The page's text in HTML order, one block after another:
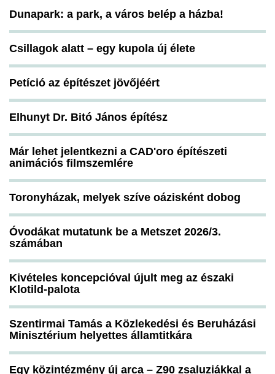
Dunapark: a park, a város belép a házba!
Csillagok alatt – egy kupola új élete
Petíció az építészet jövőjéért
Elhunyt Dr. Bitó János építész
Már lehet jelentkezni a CAD'oro építészeti
animációs filmszemlére
Toronyházak, melyek szíve oázisként dobog
Óvodákat mutatunk be a Metszet 2026/3.
számában
Kivételes koncepcióval újult meg az északi
Klotild-palota
Szentirmai Tamás a Közlekedési és Beruházási
Minisztérium helyettes államtitkára
Egy közintézmény új arca – Z90 zsaluziákkal a